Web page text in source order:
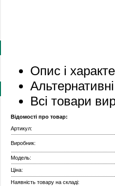
Опис і
Всі товари
Відомості про товар:
Артикул:
Виробник:
Модель:
Ціна:
Наявність товару на складі: